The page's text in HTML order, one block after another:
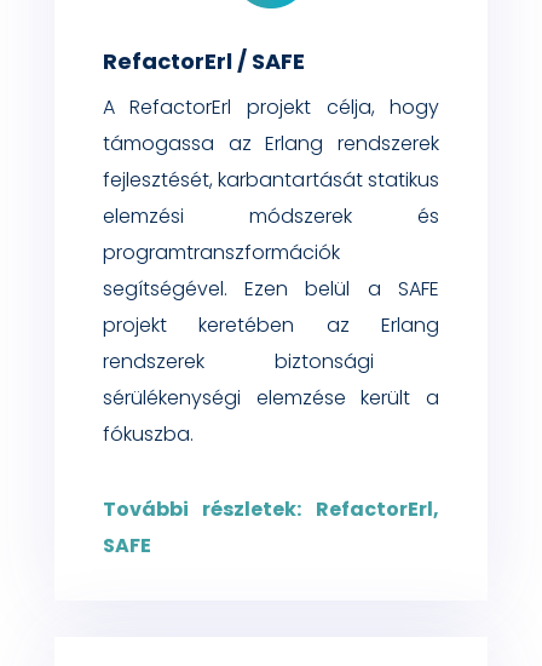
RefactorErl / SAFE
ARefactorErl
projekt célja, hogy
támogassa azErlang rendszerek
fejlesztését, karbantartásátstatikus
elemzési módszerekés
programtranszformációk
segítségével. Ezen belül a SAFE
projekt keretében azErlang
rendszerek biztonsági
sérülékenységi elemzése került a
fókuszba.
További részletek: RefactorErl,
SAFE